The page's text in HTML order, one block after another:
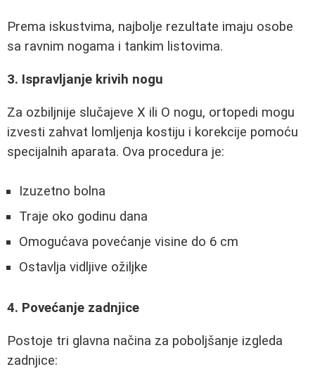
Prema iskustvima, najbolje rezultate imaju osobe
sa ravnim nogama i tankim listovima.
3. Ispravljanje krivih nogu
Za ozbiljnije slučajeve X ili O nogu, ortopedi mogu
izvesti zahvat lomljenja kostiju i korekcije pomoću
specijalnih aparata. Ova procedura je:
Izuzetno bolna
Traje oko godinu dana
Omogućava povećanje visine do 6 cm
Ostavlja vidljive ožiljke
4. Povećanje zadnjice
Postoje tri glavna načina za poboljšanje izgleda
zadnjice: